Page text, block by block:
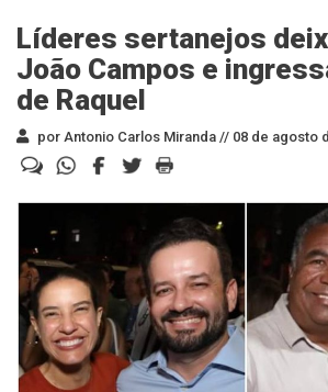
Líderes sertanejos
João Campos e
de Raquel
por Antonio Carlos Miranda // 08 de agosto